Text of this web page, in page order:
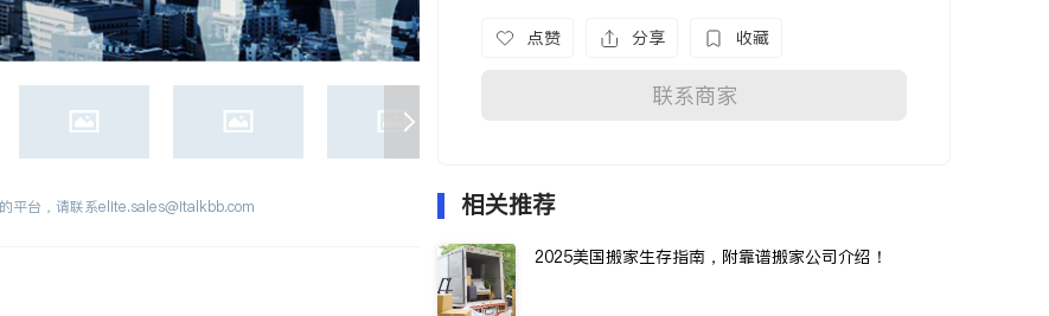
点赞 分享 收藏
联系商家
平台，请联系elite.sales@italkbb.com 相关推荐
2025美国搬家生存指南，附靠谱搬家公司介绍！